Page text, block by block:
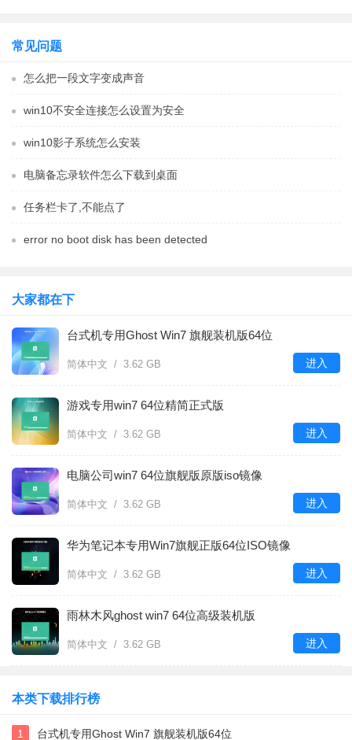
常见问题
怎么把一段文字变成声音
win10不安全连接怎么设置为安全
win10影子系统怎么安装
电脑备忘录软件怎么下载到桌面
任务栏卡了,不能点了
error no boot disk has been detected
大家都在下
台式机专用Ghost Win7 旗舰装机版64位
简体中文 / 3.62 GB 进入
游戏专用win7 64位精简正式版
简体中文 / 3.62 GB 进入
电脑公司win7 64位旗舰版原版iso镜像
简体中文 / 3.62 GB 进入
华为笔记本专用Win7旗舰正版64位ISO镜像
简体中文 / 3.62 GB 进入
雨林木风ghost win7 64位高级装机版
简体中文 / 3.62 GB 进入
本类下载排行榜
1 台式机专用Ghost Win7 旗舰装机版64位